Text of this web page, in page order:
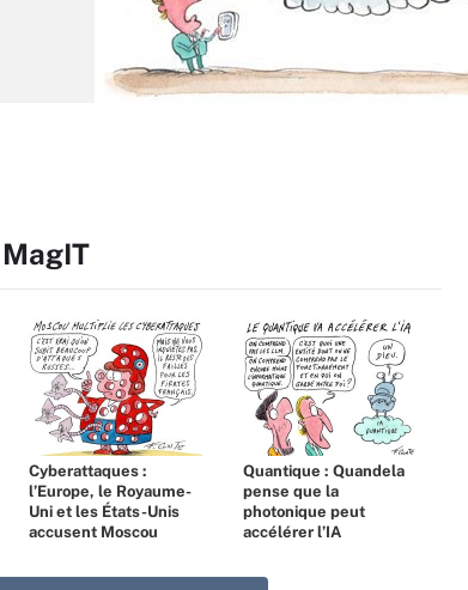
Cyberattaques :
l’Europe, le Royaume-
Uni et les États-Unis
accusent Moscou
Quantique : Quandela
pense que la
photonique peut
accélérer l’IA